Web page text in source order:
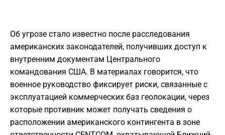
Об угрозе стало известно после расследования
американских законодателей, получивших доступ к
внутренним документам Центрального
командования США. В материалах говорится, что
военное руководство фиксирует риски, связанные с
эксплуатацией коммерческих баз геолокации, через
которые противник может получать сведения о
расположении американского контингента в зоне